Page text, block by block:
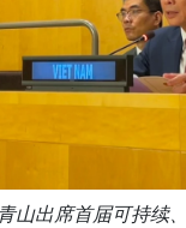
山出席首届可持续